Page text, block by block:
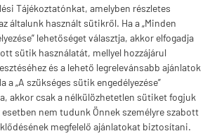
Tájékoztatónkat, amelyben részletes
általunk használt sütikről. Ha a „Minden
lehetőséget választja, akkor elfogadja
sütik használatát, mellyel hozzájárul
és a lehető legrelevánsabb ajánlatok
a „A szükséges sütik engedélyezése”
akkor csak a nélkülözhetetlen sütiket fogjuk
nem tudunk Önnek személyre szabott
megfelelő ajánlatokat biztosítani.